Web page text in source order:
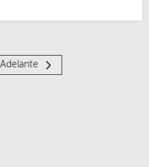
Adelante